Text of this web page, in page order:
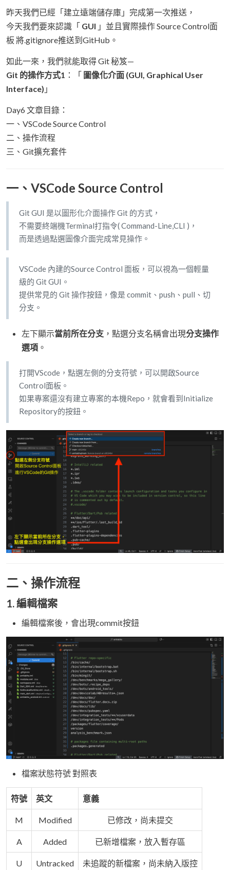
昨天我們已經「建立遠端儲存庫」完成第一次推送，
今天我們要來認識「 GUI 」並且實際操作 Source Control面
板 將.gitignore推送到GitHub。
如此一來，我們就能取得 Git 秘笈—
Git 的操作方式1 ：「 圖像化介面 (GUI, Graphical User
Interface) 」
Day6 文章目錄：
一、VSCode Source Control
二、操作流程
三、Git擴充套件
一、VSCode Source Control
Git GUI 是以圖形化介面操作 Git 的方式，
不需要終端機Terminal打指令( Command-Line,CLI )，
而是透過點選圖像介面完成常見操作。
VSCode 內建的Source Control 面板，可以視為一個輕量
級的 Git GUI。
提供常見的 Git 操作按鈕，像是 commit、push、pull、切
分支。
左下顯示當前所在分支 ，點選分支名稱會出現分支操作
選項 。
打開VScode，點選左側的分支符號，可以開啟Source
Control面板。
如果專案還沒有建立專案的本機Repo，就會看到Initialize
Repository的按鈕。
二、操作流程
1. 編輯檔案
編輯檔案後，會出現commit按鈕
檔案狀態符號 對照表
符號 英文 意義
M Modified 已修改，尚未提交
A Added 已新增檔案，放入暫存區
U Untracked 未追蹤的新檔案，尚未納入版控